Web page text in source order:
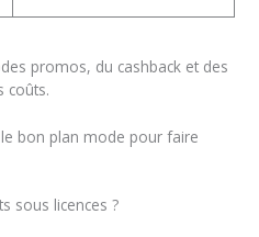
promos, du cashback et des
coûts.
bon plan mode pour faire
sous licences ?